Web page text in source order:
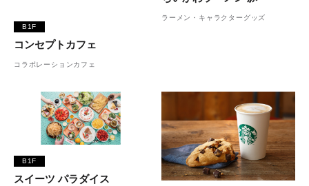
B1F
コンセプトカフェ
コラボレーションカフェ
ラーメン・キャラクターグッズ
B1F
スイーツ パラダイス